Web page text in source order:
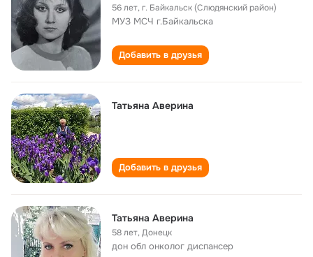
56 лет,г. Байкальск (Слюдянский район)
МУЗ МСЧ г.Байкальска
Добавить в друзья
Татьяна Аверина
Добавить в друзья
Татьяна Аверина
58 лет,Донецк
дон обл онколог диспансер